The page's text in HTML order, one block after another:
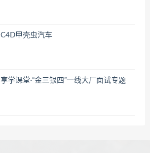
C4D甲壳虫汽车
享学课堂·“金三银四”一线大厂面试专题